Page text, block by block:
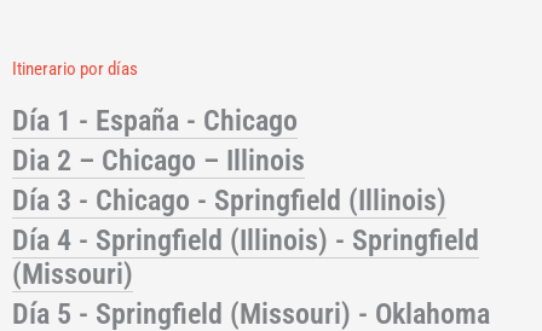
Itinerario por días
Día 1 - España - Chicago
Dia 2 – Chicago – Illinois
Día 3 - Chicago - Springfield (Illinois)
Día 4 - Springfield (Illinois) - Springfield
(Missouri)
Día 5 - Springfield (Missouri) - Oklahoma